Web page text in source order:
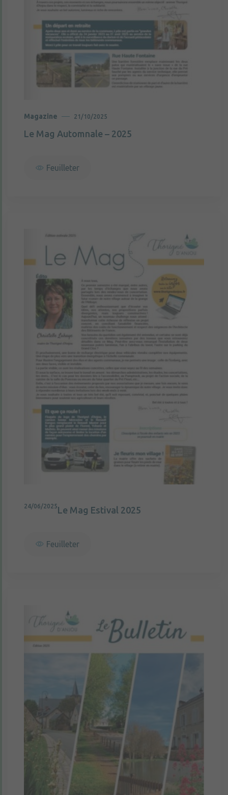
Magazine 21/10/2025
Le Mag Automnale – 2025
Feuilleter
24/06/2025Le Mag Estival 2025
Feuilleter